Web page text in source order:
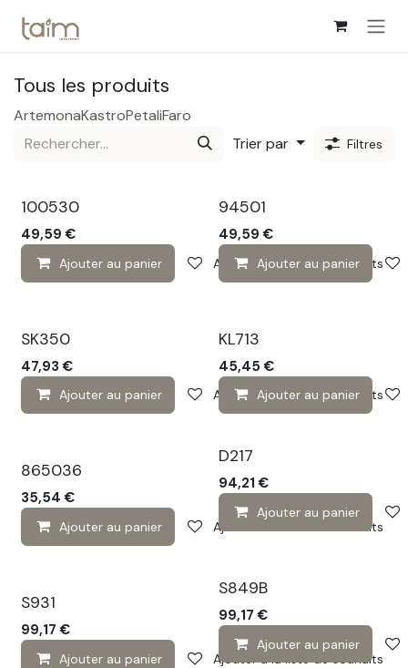
Tous les produits
ArtemonaKastroPetaliFaro
Trier par
Filtres
100530
49,59 €
Ajouter au panier Ajouter à la liste de souhaits
94501
49,59 €
Ajouter au panier
SK350
47,93 €
Ajouter au panier Ajouter à la liste de souhaits
KL713
45,45 €
Ajouter au panier
865036
35,54 €
Ajouter au panier Ajouter à la liste de souhaits
D217
94,21 €
Ajouter au panier
S931
99,17 €
Ajouter au panier Ajouter à la liste de souhaits
S849B
99,17 €
Ajouter au panier